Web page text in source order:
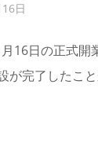
日
16日の正式開
が完了したこ